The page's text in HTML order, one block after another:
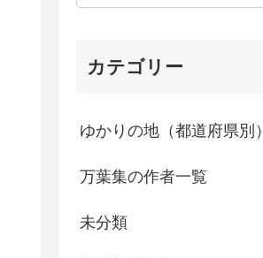
カテゴリー
ゆかりの地（都道府県別）
万葉集の作者一覧
未分類